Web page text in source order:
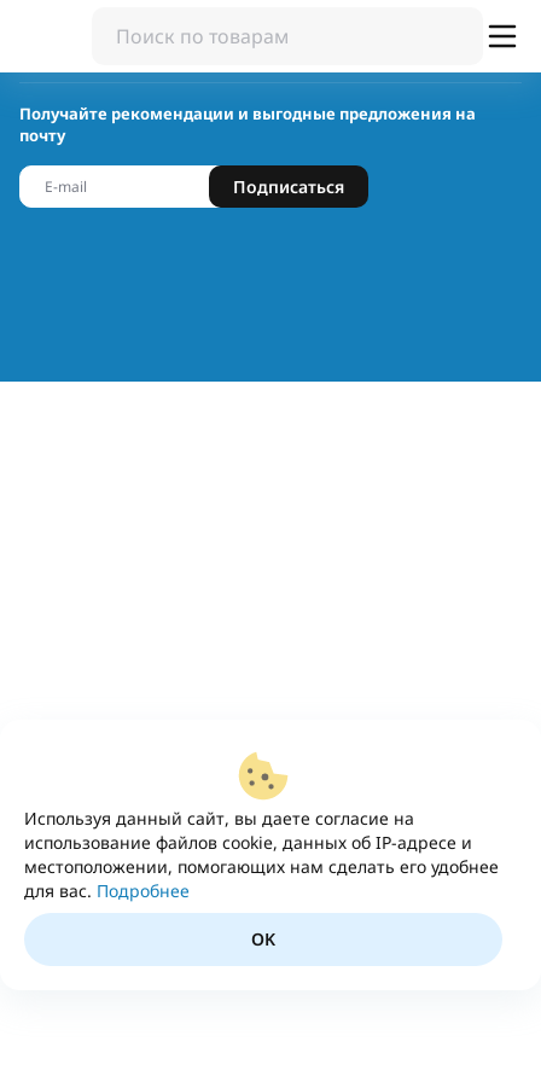
Используя данный сайт, вы даете согласие на
использование файлов cookie, данных об IP-адресе и
местоположении, помогающих нам сделать его удобнее
для вас. Подробнее
OK
Получайте рекомендации и выгодные предложения на
почту
Подписаться